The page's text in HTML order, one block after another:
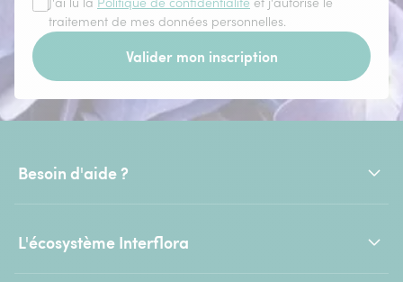
traitement de mes données personnelles.
Valider mon inscription
Besoin d'aide ?
L'écosystème Interflora